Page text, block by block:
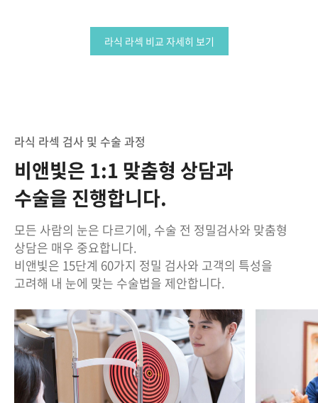
라식 라섹 비교 자세히 보기
라식 라섹 검사 및 수술 과정
비앤빛은 1:1 맞춤형 상담과
수술을 진행합니다.
모든 사람의 눈은 다르기에, 수술 전 정밀검사와 맞춤형
상담은 매우 중요합니다.
비앤빛은 15단계 60가지 정밀 검사와 고객의 특성을
고려해 내 눈에 맞는 수술법을 제안합니다.